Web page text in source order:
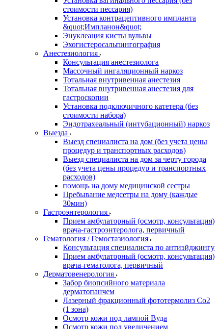
стоимости пессария)
Установка контрацептивного импланта
&quot;Импланон&quot;
Энуклеация кисты вульвы
Эхогистеросальпингография
Анестезиология
Консультация анестезиолога
Массочный ингаляционный наркоз
Тотальная внутривенная анестезия
Тотальная внутривенная анестезия для
гастроскопии
Установка подключичного катетера (без
стоимости набора)
Эндотрахеальный (интубационный) наркоз
Выезда
Выезд специалиста на дом (без учета цены
процедур и транспортных расходов)
Выезд специалиста на дом за черту города
(без учета цены процедур и транспортных
расходов)
помощь на дому медицинской сестры
Пребывание медсетры на дому (каждые
30мин)
Гастроэнтерология
Прием амбулаторный (осмотр, консультация)
врача-гастроэнтеролога, первичный
Гематология / Гемостазиология
Консультация специалиста по антиэйджингу
Прием амбулаторный (осмотр, консультация)
врача-гематолога, первичный
Дерматовенерология
Забор биопсийного материала
дерматопанчем
Лазерный фракционный фототермолиз Со2
(1 зона)
Осмотр кожи под лампой Вуда
Осмотр кожи под увеличением